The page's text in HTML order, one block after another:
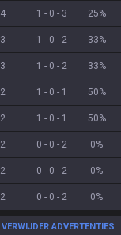
4 1 - 0 - 3 25%
3 1 - 0 - 2 33%
3 1 - 0 - 2 33%
2 1 - 0 - 1 50%
2 1 - 0 - 1 50%
2 0 - 0 - 2 0%
2 0 - 0 - 2 0%
2 0 - 0 - 2 0%
VERWIJDER ADVERTENTIES